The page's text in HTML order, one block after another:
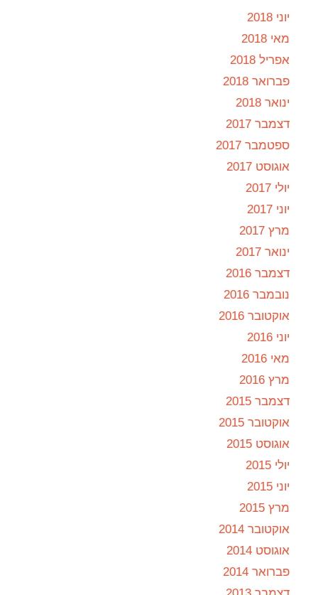
יוני 2018
מאי 2018
אפריל 2018
פברואר 2018
ינואר 2018
דצמבר 2017
ספטמבר 2017
אוגוסט 2017
יולי 2017
יוני 2017
מרץ 2017
ינואר 2017
דצמבר 2016
נובמבר 2016
אוקטובר 2016
יוני 2016
מאי 2016
מרץ 2016
דצמבר 2015
אוקטובר 2015
אוגוסט 2015
יולי 2015
יוני 2015
מרץ 2015
אוקטובר 2014
אוגוסט 2014
פברואר 2014